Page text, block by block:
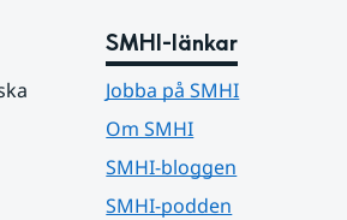
SMHI-länkar
Jobba på SMHI
Om SMHI
SMHI-bloggen
SMHI-podden